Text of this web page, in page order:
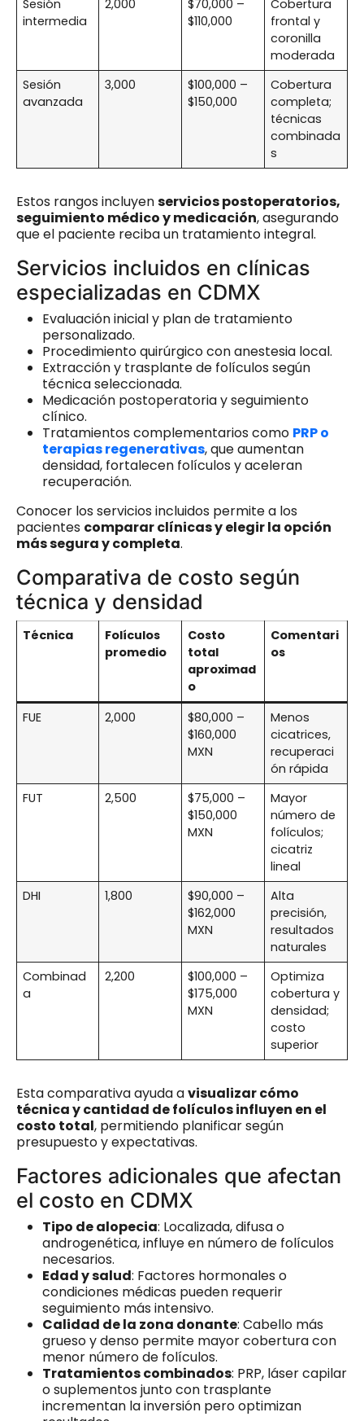
Sesión
intermedia
2,000
$70,000 –
$110,000
Cobertura
frontal y
coronilla
moderada
Sesión
avanzada
3,000
$100,000 –
$150,000
Cobertura
completa;
técnicas
combinada
s
Estos rangos incluyenservicios postoperatorios,
seguimiento médico y medicación, asegurando
que el paciente reciba un tratamiento integral.
Servicios incluidos en clínicas
especializadas en CDMX
Evaluación inicial y plan de tratamiento
personalizado.
Procedimiento quirúrgico con anestesia local.
Extracción y trasplante de folículos según
técnica seleccionada.
Medicación postoperatoria y seguimiento
clínico.
Tratamientos complementarios como PRP o
terapias regenerativas, que aumentan
densidad, fortalecen folículos y aceleran
recuperación.
Conocer los servicios incluidos permite a los
pacientes comparar clínicas y elegir la opción
más segura y completa.
Comparativa de costo según
técnica y densidad
Técnica
Folículos
promedio
Costo
total
aproximad
o
Comentari
os
FUE 2,000
$80,000 –
$160,000
MXN
Menos
cicatrices,
recuperaci
ón rápida
FUT
2,500
$75,000 –
$150,000
MXN
Mayor
número de
folículos;
cicatriz
lineal
DHI
1,800
$90,000 –
$162,000
MXN
Alta
precisión,
resultados
naturales
Combinad
a
2,200
$100,000 –
$175,000
MXN
Optimiza
cobertura y
densidad;
costo
superior
Esta comparativa ayuda avisualizar cómo
técnica y cantidad de folículos influyen en el
costo total, permitiendo planificar según
presupuesto y expectativas.
Factores adicionales que afectan
el costo en CDMX
Tipo de alopecia: Localizada, difusa o
androgenética, influye en número de folículos
necesarios.
Edad y salud: Factores hormonales o
condiciones médicas pueden requerir
seguimiento más intensivo.
Calidad de la zona donante: Cabello más
grueso y denso permite mayor cobertura con
menor número de folículos.
Tratamientos combinados: PRP, láser capilar
o suplementos junto con trasplante
incrementan la inversión pero optimizan